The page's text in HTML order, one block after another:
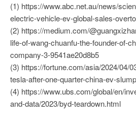
(1) https://www.abc.net.au/news/
electric-vehicle-ev-global-sales-
(2) https://medium.com/
life-of-wang-chuanfu-the-founder-of-
company-3-9541ae20d8b5
(3) https://fortune.com/asia/2024/04/
tesla-after-one-quarter-china-ev-
(4) https://www.ubs.com/global/en/
and-data/2023/byd-teardown.html